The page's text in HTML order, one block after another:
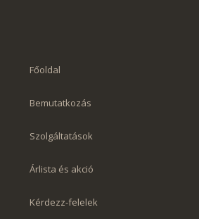
Főoldal
Bemutatkozás
Szolgáltatások
Árlista és akció
Kérdezz-felelek